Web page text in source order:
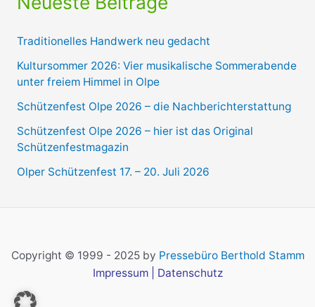
Traditionelles Handwerk neu gedacht
Kultursommer 2026: Vier musikalische Sommerabende
unter freiem Himmel in Olpe
Schützenfest Olpe 2026 – die Nachberichterstattung
Schützenfest Olpe 2026 – hier ist das Original
Schützenfestmagazin
Olper Schützenfest 17. – 20. Juli 2026
Copyright © 1999 - 2025 by Pressebüro Berthold Stamm
Impressum| Datenschutz